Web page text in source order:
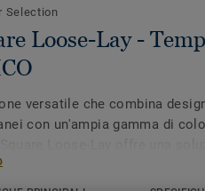
Selection
Loose-Lay -
versatile che combina
con un'ampia gamma di
creare interno funzionali, con
Francia, l'installazione senza